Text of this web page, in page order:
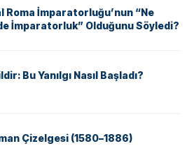
Roma İmparatorluğu’nun “Ne
İmparatorluk” Olduğunu Söyledi?
Bu Yanılgı Nasıl Başladı?
Çizelgesi (1580–1886)